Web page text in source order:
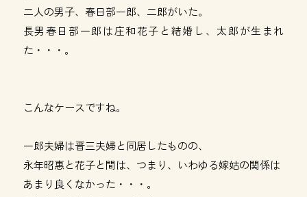
二人の男子、春日部一郎、二郎がいた。
長男春日部一郎は庄和花子と結婚し、太郎が生まれ
た・・・。
こんなケースですね。
一郎夫婦は晋三夫婦と同居したものの、
永年昭惠と花子と間は、つまり、いわゆる嫁姑の関係は
あまり良くなかった・・・。